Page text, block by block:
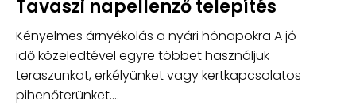
Tavaszi napellenző telepítés
Kényelmes árnyékolás a nyári hónapokra A jó
idő közeledtével egyre többet használjuk
teraszunkat, erkélyünket vagy kertkapcsolatos
pihenőterünket....